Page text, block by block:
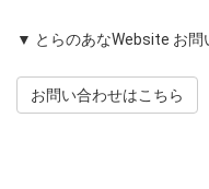
▼ とらのあなWebsite お問
お問い合わせはこちら